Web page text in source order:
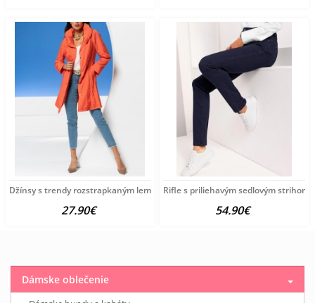
Džínsy s trendy rozstrapkaným lemom HEINE, modrobiele
27.90€
Rifle s priliehavým sedlovým strihom
54.90€
Dámske oblečenie